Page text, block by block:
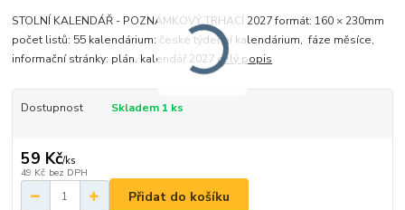
STOLNÍ KALENDÁŘ - POZNÁMKOVÝ TRHACÍ 2027 formát: 160 × 230mm
počet listů: 55 kalendárium: české týdenní kalendárium, fáze měsíce,
informační stránky: plán. kalendář 2027 celý popis
Dostupnost Skladem 1 ks
59 Kč/ks
49 Kč bez DPH
Přidat do košíku